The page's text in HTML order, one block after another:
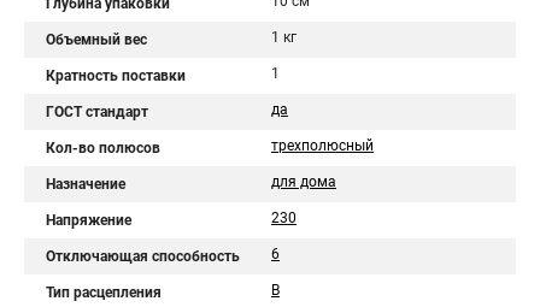
Глубина упаковки
Объемный вес 1 кг
Кратность поставки 1
ГОСТ стандарт да
Кол-во полюсов трехполюсный
Назначение для дома
Напряжение 230
Отключающая способность 6
Тип расцепления B